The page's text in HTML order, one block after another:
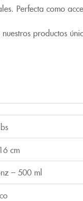
Perfecta como
productos
cm
– 500 ml